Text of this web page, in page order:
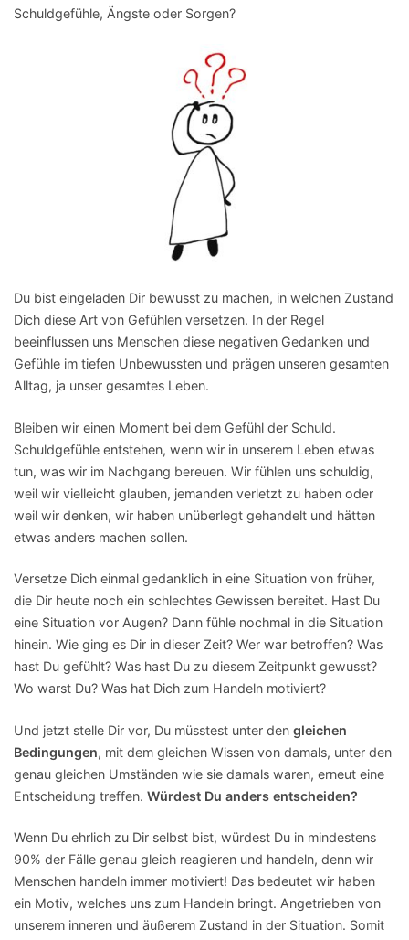
Schuldgefühle, Ängste oder Sorgen?
Du bist eingeladen Dir bewusst zu machen, in welchen Zustand
Dich diese Art von Gefühlen versetzen. In der Regel
beeinflussen uns Menschen diese negativen Gedanken und
Gefühle im tiefen Unbewussten und prägen unseren gesamten
Alltag, ja unser gesamtes Leben.
Bleiben wir einen Moment bei dem Gefühl der Schuld.
Schuldgefühle entstehen, wenn wir in unserem Leben etwas
tun, was wir im Nachgang bereuen. Wir fühlen uns schuldig,
weil wir vielleicht glauben, jemanden verletzt zu haben oder
weil wir denken, wir haben unüberlegt gehandelt und hätten
etwas anders machen sollen.
Versetze Dich einmal gedanklich in eine Situation von früher,
die Dir heute noch ein schlechtes Gewissen bereitet. Hast Du
eine Situation vor Augen? Dann fühle nochmal in die Situation
hinein. Wie ging es Dir in dieser Zeit? Wer war betroffen? Was
hast Du gefühlt? Was hast Du zu diesem Zeitpunkt gewusst?
Wo warst Du? Was hat Dich zum Handeln motiviert?
Und jetzt stelle Dir vor, Du müsstest unter den gleichen
Bedingungen, mit dem gleichen Wissen von damals, unter den
genau gleichen Umständen wie sie damals waren, erneut eine
Entscheidung treffen. Würdest Du anders entscheiden?
Wenn Du ehrlich zu Dir selbst bist, würdest Du in mindestens
90% der Fälle genau gleich reagieren und handeln, denn wir
Menschen handeln immer motiviert! Das bedeutet wir haben
ein Motiv, welches uns zum Handeln bringt. Angetrieben von
unserem inneren und äußerem Zustand in der Situation. Somit